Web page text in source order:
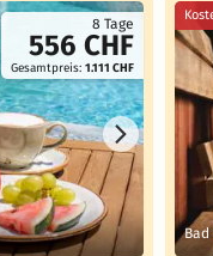
8 Tage
556 CHF
Gesamtpreis: 1.111 CHF